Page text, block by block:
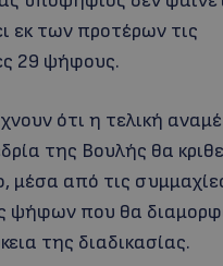
εκ των προτέρων τις
29 ψήφους.
ότι η τελική
της Βουλής θα
μέσα από τις
ψήφων που θα
της διαδικασίας.